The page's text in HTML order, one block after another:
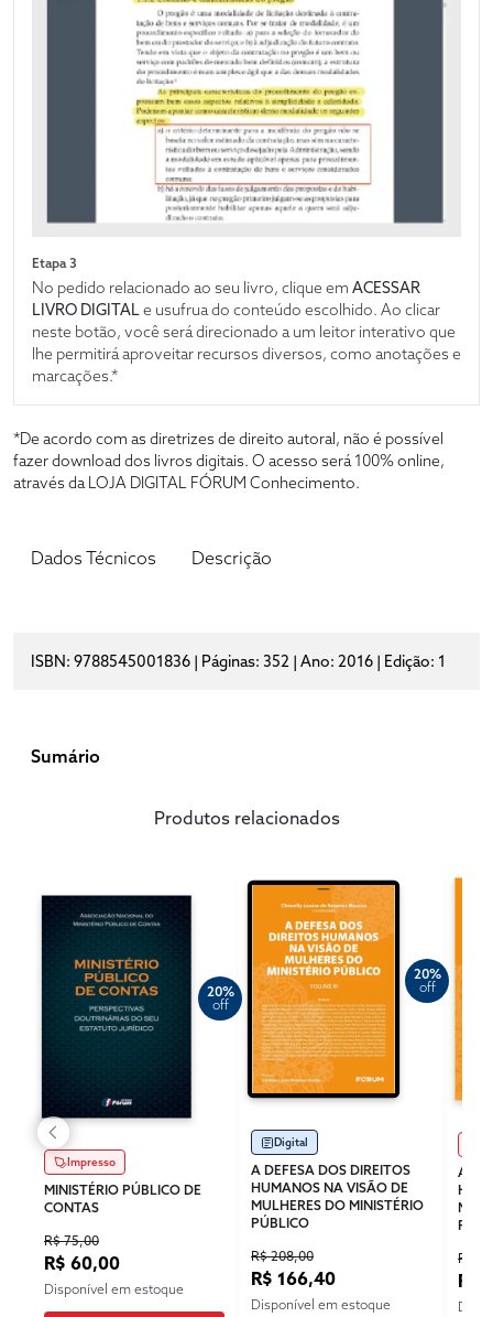
Etapa 3
No pedido relacionado ao seu livro, clique em ACESSAR
LIVRO DIGITALe usufrua do conteúdo escolhido. Ao clicar
neste botão, você será direcionado a um leitor interativo que
lhe permitirá aproveitar recursos diversos, como anotações e
marcações.*
*De acordo com as diretrizes de direito autoral, não é possível
fazer download dos livros digitais. O acesso será 100% online,
através da LOJA DIGITAL FÓRUM Conhecimento.
Dados Técnicos Descrição
ISBN: 9788545001836 | Páginas: 352 | Ano: 2016 | Edição: 1
Sumário
Produtos relacionados
20%
off
Impresso
MINISTÉRIO PÚBLICO DE
CONTAS
R$ 75,00
R$ 60,00
Disponível em estoque
20%
off
Digital
A DEFESA DOS DIREITOS
HUMANOS NA VISÃO DE
MULHERES DO MINISTÉRIO
PÚBLICO
R$ 208,00
R$ 166,40
Disponível em estoque
A
R$
R$